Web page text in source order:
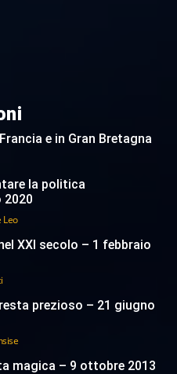
e in Gran Bretagna
la politica
2020
Leo
XXI secolo – 1 febbraio
prezioso – 21 giugno
magica – 9 ottobre 2013